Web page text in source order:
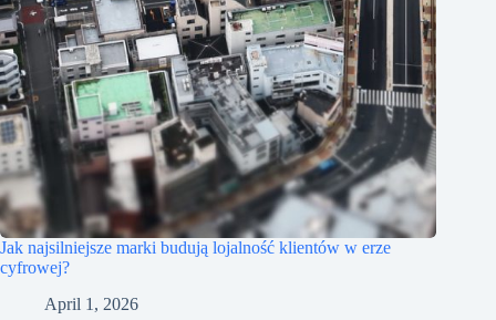
Jak najsilniejsze marki budują lojalność klientów w erze
cyfrowej?
April 1, 2026